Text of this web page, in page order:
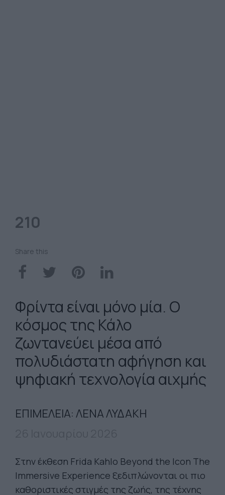
210
Share this
Φρίντα είναι μόνο μία. O
κόσμος της Κάλο
ζωντανεύει μέσα από
πολυδιάστατη αφήγηση και
ψηφιακή τεχνολογία αιχμής
ΕΠΙΜΕΛΕΙΑ: ΛΕΝΑ ΛΥΔΑΚΗ
Στην έκθεση Frida Kahlo Beyond the Icon The
Immersive Experience ξεδιπλώνονται οι πιο
καθοριστικές στιγμές της ζωής, της τέχνης